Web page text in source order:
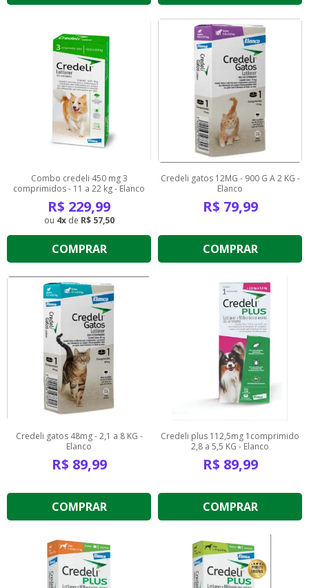
Combo credeli 450 mg 3
comprimidos - 11 a 22 kg - Elanco
R$ 229,99
4 de R$ 57,50
COMPRAR
Credeli gatos 12MG - 900 G A 2 KG -
Elanco
R$ 79,99
COMPRAR
Credeli gatos 48mg - 2,1 a 8 KG -
Elanco
R$ 89,99
COMPRAR
Credeli plus 112,5mg 1comprimido
2,8 a 5,5 KG - Elanco
R$ 89,99
COMPRAR